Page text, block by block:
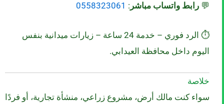
💬 رابط واتساب مباشر :
0558323061
⏱️ الرد فوري – خدمة 24 ساعة – زيارات ميدانية بنفس
اليوم داخل محافظة العيدابي.
خلاصة
سواء كنت مالك أرض، مشروع زراعي، منشأة تجارية، أو فردًا